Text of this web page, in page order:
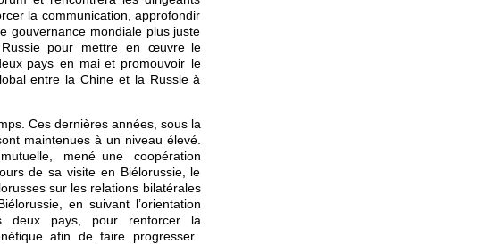
la communication, approfondir
gouvernance mondiale plus juste
pour mettre en œuvre le
pays en mai et promouvoir le
entre la Chine et la Russie à
Ces dernières années, sous la
maintenues à un niveau élevé.
mené une coopération
de sa visite en Biélorussie, le
sur les relations bilatérales
en suivant l’orientation
deux pays, pour renforcer la
afin de faire progresser